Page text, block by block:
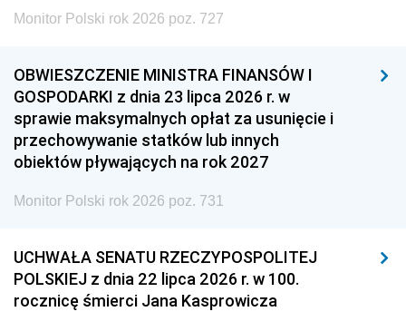
Monitor Polski rok 2026 poz. 727
OBWIESZCZENIE MINISTRA FINANSÓW I
GOSPODARKI z dnia 23 lipca 2026 r. w
sprawie maksymalnych opłat za usunięcie i
przechowywanie statków lub innych
obiektów pływających na rok 2027
Monitor Polski rok 2026 poz. 731
UCHWAŁA SENATU RZECZYPOSPOLITEJ
POLSKIEJ z dnia 22 lipca 2026 r. w 100.
rocznicę śmierci Jana Kasprowicza